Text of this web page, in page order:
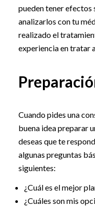
pueden tener efectos
analizarlos con tu
realizado el
experiencia en tratar
Cuando pides una
buena idea preparar
deseas que te
algunas preguntas
siguientes:
¿Cuál es el mejor
¿Cuáles son mis